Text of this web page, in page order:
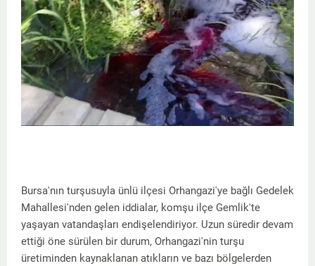
Bursa'nın turşusuyla ünlü ilçesi Orhangazi'ye bağlı Gedelek
Mahallesi'nden gelen iddialar, komşu ilçe Gemlik'te
yaşayan vatandaşları endişelendiriyor. Uzun süredir devam
ettiği öne sürülen bir durum, Orhangazi'nin turşu
üretiminden kaynaklanan atıkların ve bazı bölgelerden